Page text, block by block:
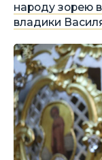
народу зорею
владики